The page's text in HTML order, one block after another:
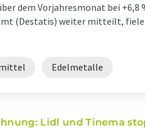
dem Vorjahresmonat bei +6,8
(Destatis) weiter mitteilt,
Edelmetalle
Lidl und Tinema